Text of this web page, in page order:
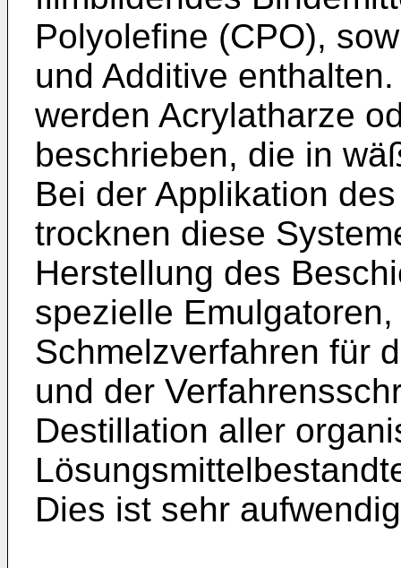
Polyolefine (CPO),
und Additive
werden Acrylatharze
beschrieben, die in
Bei der Applikation
trocknen diese
Herstellung des
spezielle
Schmelzverfahren für
und der
Destillation aller
Dies ist sehr